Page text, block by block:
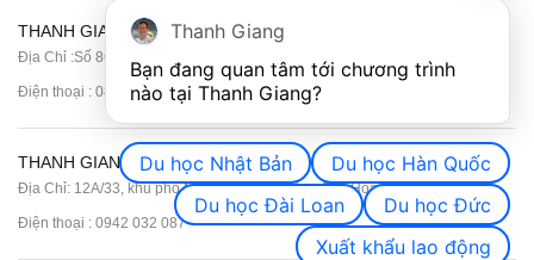
THANH GIANG ĐỒNG NAI
Địa Chỉ :Số 86C Nguyễn Văn Tiên, Khu Phố 9, Tân Triều, Đồng Nai
Điện thoại : 085 224 2233
THANH GIANG Đắk Lắk
Địa Chỉ: 12A/33, khu phố Ninh Tịnh 6, Phường Tuy Hòa, Tỉnh Đắk Lắk.
Điện thoại : 0942 032 087
Thanh Giang
Bạn đang quan tâm tới chương trình
nào tại Thanh Giang?
Du học Nhật Bản
Du học Hàn Quốc
Du học Đài Loan
Du học Đức
Xuất khẩu lao động